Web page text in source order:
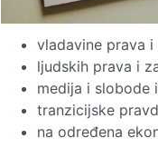
vladavine prava i
ljudskih prava i
medija i slobode
tranzicijske
na određena